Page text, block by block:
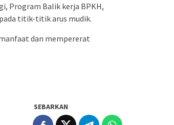
Program Balik kerja BPKH,
titik-titik arus mudik.
dan mempererat
SEBARKAN